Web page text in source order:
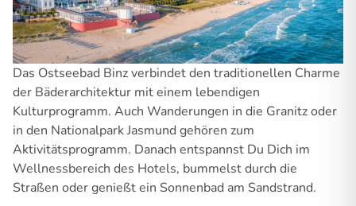
Das Ostseebad Binz verbindet den traditionellen Charme
der Bäderarchitektur mit einem lebendigen
Kulturprogramm. Auch Wanderungen in die Granitz oder
in den Nationalpark Jasmund gehören zum
Aktivitätsprogramm. Danach entspannst Du Dich im
Wellnessbereich des Hotels, bummelst durch die
Straßen oder genießt ein Sonnenbad am Sandstrand.